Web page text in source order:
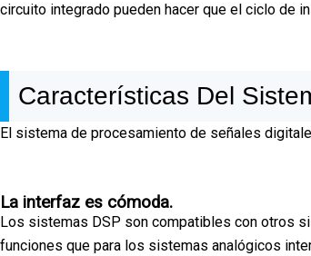
circuito integrado pueden hacer que el ciclo de
Características Del
El sistema de procesamiento de señales
La interfaz es cómoda.
Los sistemas DSP son compatibles con otros
funciones que para los sistemas analógicos